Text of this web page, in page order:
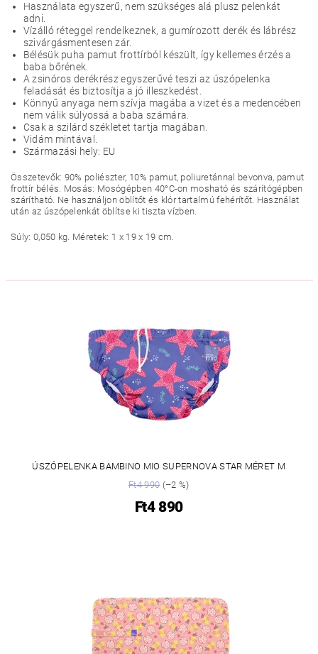
Használata egyszerű, nem szükséges alá plusz pelenkát
adni.
Vízálló réteggel rendelkeznek, a gumírozott derék és lábrész
szivárgásmentesen zár.
Bélésük puha pamut frottírból készült, így kellemes érzés a
baba bőrének.
A zsinóros derékrész egyszerűvé teszi az úszópelenka
feladását és biztosítja a jó illeszkedést.
Könnyű anyaga nem szívja magába a vizet és a medencében
nem válik súlyossá a baba számára.
Csak a szilárd székletet tartja magában.
Vidám mintával.
Származási hely: EU
Összetevők: 90% poliészter, 10% pamut, poliuretánnal bevonva, pamut
frottír bélés. Mosás: Mosógépben 40°C-on mosható és szárítógépben
szárítható. Ne használjon öblítőt és klór tartalmú fehérítőt. Használat
után az úszópelenkát öblítse ki tiszta vízben.
Súly: 0,050 kg. Méretek: 1 x 19 x 19 cm.
ÚSZÓPELENKA BAMBINO MIO SUPERNOVA STAR MÉRET M
Ft4 990(–2 %)
Ft4 890